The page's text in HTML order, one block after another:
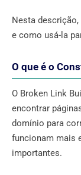
Nesta
e como usá-la
O que é o
O Broken Link
encontrar
domínio para
funcionam mais
importantes.